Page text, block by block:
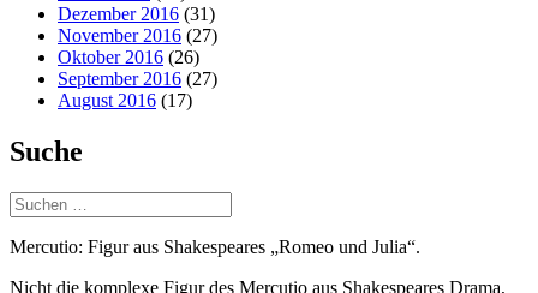
Dezember 2016 (31)
November 2016 (27)
Oktober 2016 (26)
September 2016 (27)
August 2016 (17)
Suche
Suchen
nach:
Mercutio: Figur aus Shakespeares „Romeo und Julia“.
Nicht die komplexe Figur des Mercutio aus Shakespeares Drama,